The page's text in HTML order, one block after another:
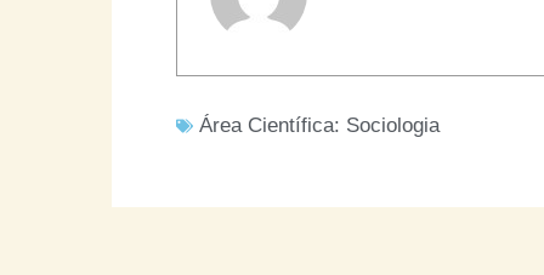
Área Científica: Sociologia